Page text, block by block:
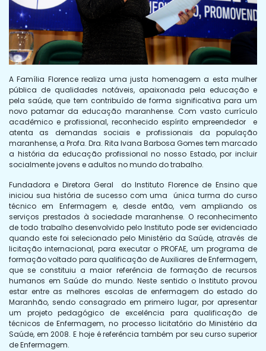
A Família Florence realiza uma justa homenagem a esta mulher
pública de qualidades notáveis, apaixonada pela educação e
pela saúde, que tem contribuído de forma significativa para um
novo patamar da educação maranhense. Com vasto currículo
acadêmico e profissional, reconhecido espírito empreendedor e
atenta as demandas sociais e profissionais da população
maranhense, a Profa. Dra. Rita Ivana Barbosa Gomes tem marcado
a história da educação profissional no nosso Estado, por incluir
socialmente jovens e adultos no mundo do trabalho.
Fundadora e Diretora Geral do Instituto Florence de Ensino que
iniciou sua história de sucesso com uma única turma do curso
técnico em Enfermagem e, desde então, vem ampliando os
serviços prestados à sociedade maranhense. O reconhecimento
de todo trabalho desenvolvido pelo Instituto pode ser evidenciado
quando este foi selecionado pelo Ministério da Saúde, através de
licitação internacional, para executar o PROFAE, um programa de
formação voltado para qualificação de Auxiliares de Enfermagem,
que se constituiu a maior referência de formação de recursos
humanos em Saúde do mundo. Neste sentido o Instituto provou
estar entre as melhores escolas de enfermagem do estado do
Maranhão, sendo consagrado em primeiro lugar, por apresentar
um projeto pedagógico de excelência para qualificação de
técnicos de Enfermagem, no processo licitatório do Ministério da
Saúde, em 2008. E hoje é referência também por seu curso superior
de Enfermagem.